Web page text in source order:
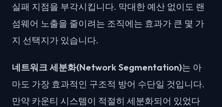
실패 지점을 부각시킵니다. 막대한 예산 없이도 랜
섬웨어 노출을 줄이려는 조직에는 효과가 큰 몇 가
지 선택지가 있습니다.
네트워크 세분화(Network Segmentation)는 아
마도 가장 효과적인 구조적 방어 수단일 것입니다.
만약 카운티 시스템이 적절히 세분화되어 있었다